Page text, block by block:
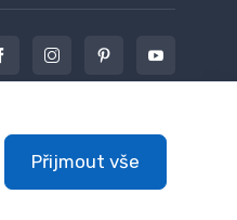
Přijmout vše